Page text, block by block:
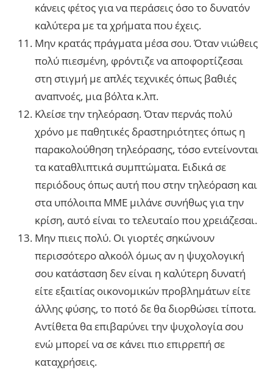
κάνεις φέτος για να περάσεις όσο το δυνατόν
καλύτερα με τα χρήματα που έχεις.
Μην κρατάς πράγματα μέσα σου. Όταν νιώθεις
πολύ πιεσμένη, φρόντιζε να αποφορτίζεσαι
στη στιγμή με απλές τεχνικές όπως βαθιές
αναπνοές, μια βόλτα κ.λπ.
Κλείσε την τηλεόραση. Όταν περνάς πολύ
χρόνο με παθητικές δραστηριότητες όπως η
παρακολούθηση τηλεόρασης, τόσο εντείνονται
τα καταθλιπτικά συμπτώματα. Ειδικά σε
περιόδους όπως αυτή που στην τηλεόραση και
στα υπόλοιπα ΜΜΕ μιλάνε συνήθως για την
κρίση, αυτό είναι το τελευταίο που χρειάζεσαι.
Μην πιεις πολύ. Οι γιορτές σηκώνουν
περισσότερο αλκοόλ όμως αν η ψυχολογική
σου κατάσταση δεν είναι η καλύτερη δυνατή
είτε εξαιτίας οικονομικών προβλημάτων είτε
άλλης φύσης, το ποτό δε θα διορθώσει τίποτα.
Αντίθετα θα επιβαρύνει την ψυχολογία σου
ενώ μπορεί να σε κάνει πιο επιρρεπή σε
καταχρήσεις.